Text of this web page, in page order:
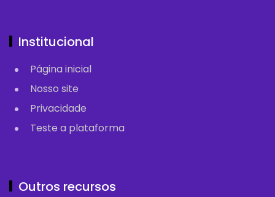
Institucional
Página inicial
Nosso site
Privacidade
Teste a plataforma
Outros recursos